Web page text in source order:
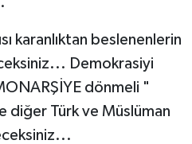
karanlıktan beslenenlerin
Demokrasiyi
dönmeli "
diğer Türk ve Müslüman